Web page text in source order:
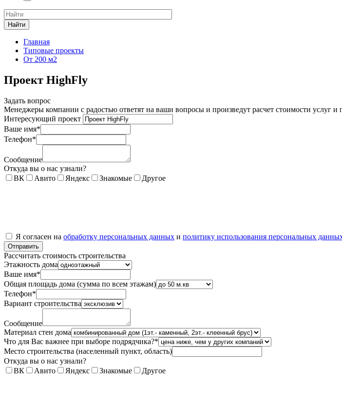
Найти
Главная
Типовые проекты
От 200 м2
Проект HighFly
Задать вопрос
Менеджеры компании с радостью ответят на ваши вопросы и произведут расчет стоимости услуг и
Интересующий проект
Ваше имя*
Телефон*
Сообщение
Откуда вы о нас узнали?
ВК
Авито Яндекс Знакомые Другое
Я согласен на обработку персональных данных и политику использования персональных
Рассчитать стоимость строительства
Этажность дома
Ваше имя*
Общая площадь дома (сумма по всем этажам)
Телефон*
Вариант строительства
Сообщение
Материал стен дома
Что для Вас важнее при выборе подрядчика?*
Место строительства (населенный пункт, область)
Откуда вы о нас узнали?
ВК
Авито Яндекс Знакомые Другое